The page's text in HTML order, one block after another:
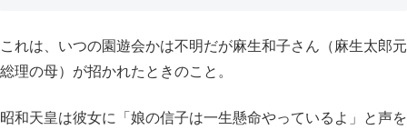
これは、いつの園遊会かは不明だが麻生和子さん（麻生太郎元
総理の母）が招かれたときのこと。
昭和天皇は彼女に「娘の信子は一生懸命やっているよ」と声を